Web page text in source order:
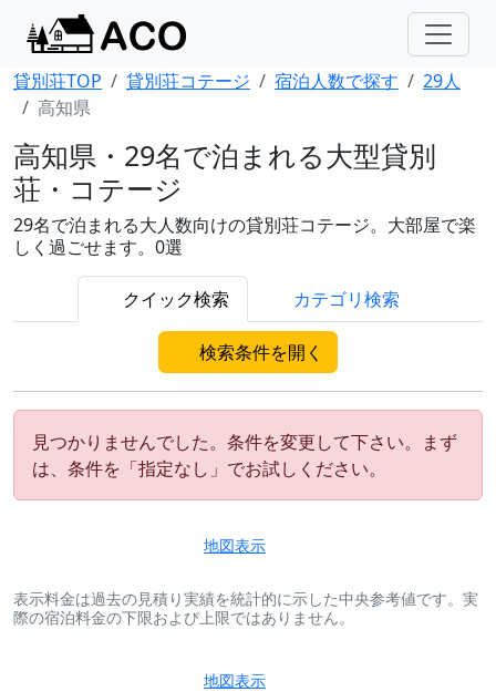
貸別荘TOP 貸別荘コテージ 宿泊人数で探す
29人
高知県
高知県・29名で泊まれる大型貸別
荘・コテージ
29名で泊まれる大人数向けの貸別荘コテージ。大部屋で楽
しく過ごせます。0選
クイック検索 カテゴリ検索
検索条件を開く
見つかりませんでした。条件を変更して下さい。まず
は、条件を「指定なし」でお試しください。
地図表示
表示料金は過去の見積り実績を統計的に示した中央参考値です。実
際の宿泊料金の下限および上限ではありません。
地図表示